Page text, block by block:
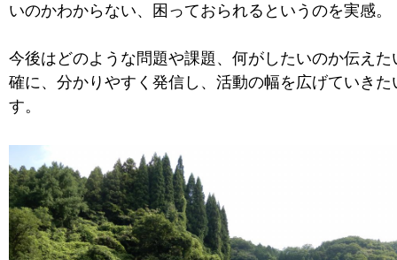
いのかわからない、困っておられるというのを実感。
今後はどのような問題や課題、何がしたいのか伝えた
確に、分かりやすく発信し、活動の幅を広げていきた
す。